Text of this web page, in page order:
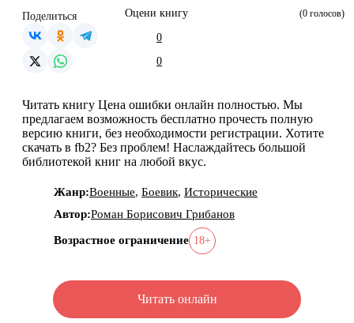
Оцени книгу
0
0
(0 голосов)
Поделиться
Читать книгу Цена ошибки онлайн полностью. Мы
предлагаем возможность бесплатно прочесть полную
версию книги, без необходимости регистрации. Хотите
скачать в fb2? Без проблем! Наслаждайтесь большой
библиотекой книг на любой вкус.
Жанр:Военные, Боевик, Исторические
Автор:Роман Борисович Грибанов
Возрастное ограничение 18+
Читать онлайн